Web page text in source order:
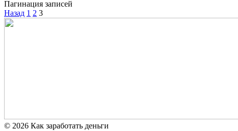
Пагинация записей
Назад 1 2 3
© 2026 Как заработать деньги